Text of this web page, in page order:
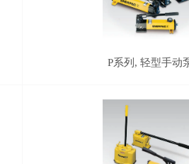
P系列, 轻型手动